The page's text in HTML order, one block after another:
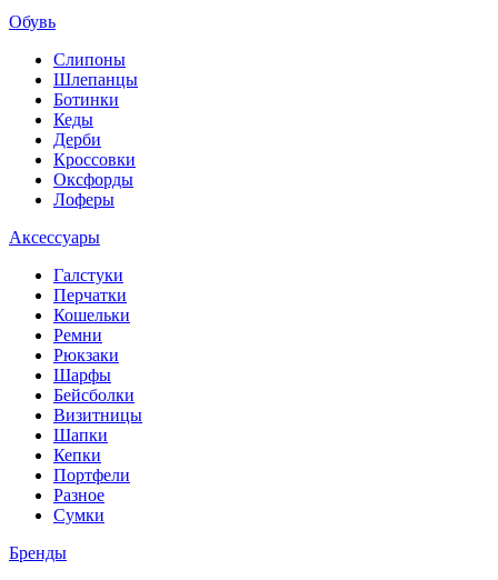
Обувь
Слипоны
Шлепанцы
Ботинки
Кеды
Дерби
Кроссовки
Оксфорды
Лоферы
Аксессуары
Галстуки
Перчатки
Кошельки
Ремни
Рюкзаки
Шарфы
Бейсболки
Визитницы
Шапки
Кепки
Портфели
Разное
Сумки
Бренды